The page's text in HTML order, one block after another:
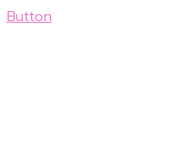
Button